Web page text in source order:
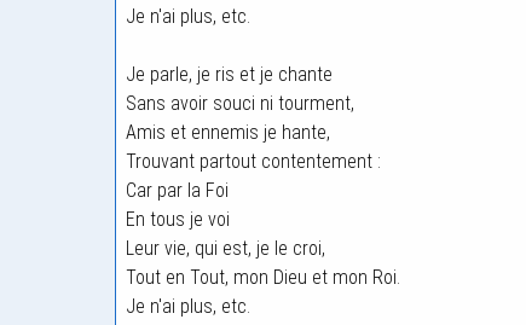
Je n'ai plus, etc.
Je parle, je ris et je chante
Sans avoir souci ni tourment,
Amis et ennemis je hante,
Trouvant partout contentement :
Car par la Foi
En tous je voi
Leur vie, qui est, je le croi,
Tout en Tout, mon Dieu et mon Roi.
Je n'ai plus, etc.